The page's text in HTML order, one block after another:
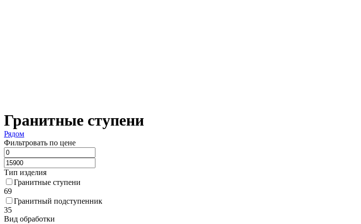
Гранитные ступени
Рядом
Фильтровать по цене
Тип изделия
Гранитные ступени
69
Гранитный подступенник
35
Вид обработки